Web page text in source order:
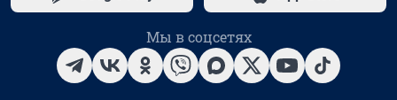
Мы в соцсетях